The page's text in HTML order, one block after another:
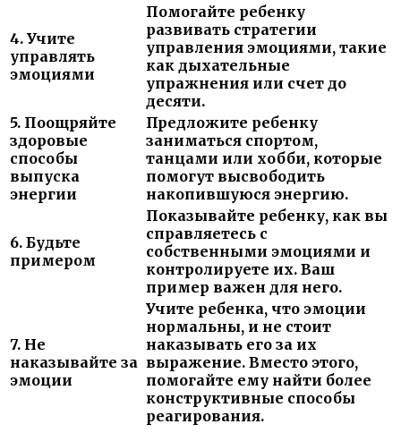
4. Учите
управлять
эмоциями
Помогайте ребенку
развивать стратегии
управления эмоциями, такие
как дыхательные
упражнения или счет до
десяти.
5. Поощряйте
здоровые
способы
выпуска
энергии
Предложите ребенку
заниматься спортом,
танцами или хобби, которые
помогут высвободить
накопившуюся энергию.
6. Будьте
примером
Показывайте ребенку, как вы
справляетесь с
собственными эмоциями и
контролируете их. Ваш
пример важен для него.
7. Не
наказывайте за
эмоции
Учите ребенка, что эмоции
нормальны, и не стоит
наказывать его за их
выражение. Вместо этого,
помогайте ему найти более
конструктивные способы
реагирования.